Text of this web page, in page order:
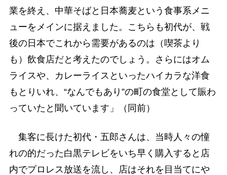
業を終え、中華そばと日本蕎麦という食事系メニ
ューをメインに据えました。こちらも初代が、戦
後の日本でこれから需要があるのは（喫茶より
も）飲食店だと考えたのでしょう。さらにはオム
ライスや、カレーライスといったハイカラな洋食
もとりいれ、“なんでもあり”の町の食堂として賑わ
っていたと聞いています」（同前）
集客に長けた初代・五郎さんは、当時人々の憧
れの的だった白黒テレビをいち早く購入すると店
内でプロレス放送を流し、店はそれを目当てにや